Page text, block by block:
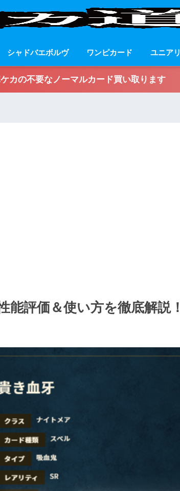
シャドバエボルヴ ワンピカード ユニアリ
カの不要なノーマルカード買い取ります
能評価＆使い方を徹底解説！